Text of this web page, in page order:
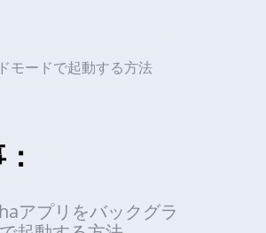
モードで起動する方法
アプリをバックグラ